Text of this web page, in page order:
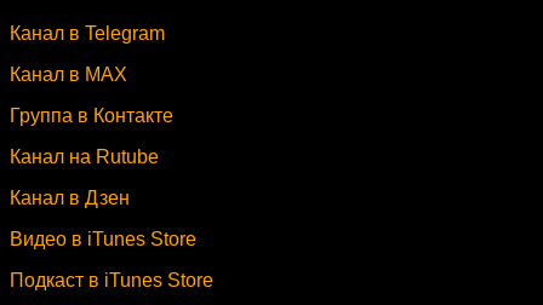
Канал в Telegram
Канал в MAX
Группа в Контакте
Канал на Rutube
Канал в Дзен
Видео в iTunes Store
Подкаст в iTunes Store